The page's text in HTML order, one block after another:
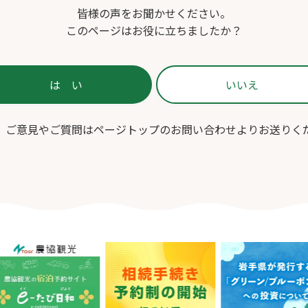
皆様の声をお聞かせください。
このページはお役に立ちましたか？
ご意見やご質問はページトップのお問い合わせよりお送りく